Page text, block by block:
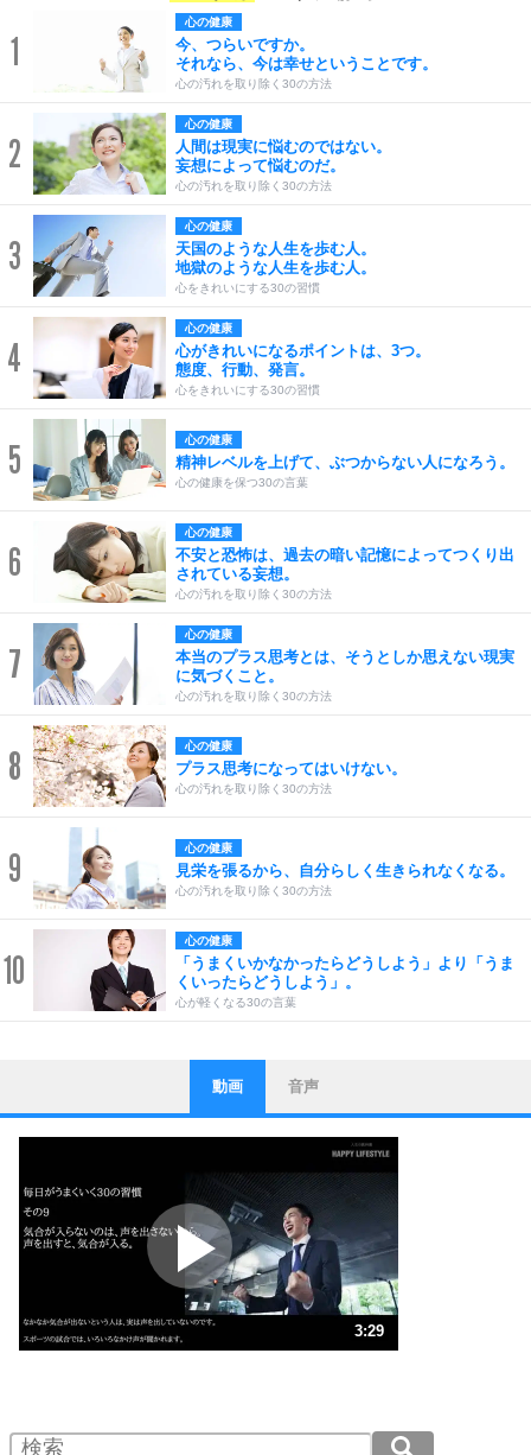
1
心の健康
今、つらいですか。
それなら、今は幸せということです。
心の汚れを取り除く30の方法
2
心の健康
人間は現実に悩むのではない。
妄想によって悩むのだ。
心の汚れを取り除く30の方法
3
心の健康
天国のような人生を歩む人。
地獄のような人生を歩む人。
心をきれいにする30の習慣
4
心の健康
心がきれいになるポイントは、3つ。
態度、行動、発言。
心をきれいにする30の習慣
5 心の健康
精神レベルを上げて、ぶつからない人になろう。
心の健康を保つ30の言葉
6
心の健康
不安と恐怖は、過去の暗い記憶によってつくり出
されている妄想。
心の汚れを取り除く30の方法
7
心の健康
本当のプラス思考とは、そうとしか思えない現実
に気づくこと。
心の汚れを取り除く30の方法
8 心の健康
プラス思考になってはいけない。
心の汚れを取り除く30の方法
9 心の健康
見栄を張るから、自分らしく生きられなくなる。
心の汚れを取り除く30の方法
10
心の健康
「うまくいかなかったらどうしよう」より「うま
くいったらどうしよう」。
心が軽くなる30の言葉
1
ストレス対策
他人と比べない。
いっそのこと、他人を見ない。
いらいらしない人になる30の方法
プラス思考
ポジティブになれない原因は、行動しないから。
ポジティブ思考になる30の方法
ストレス対策
人生、なんとかなるもの。
気楽に生きる30の方法
4 器の大きい人は、怒りを優しさで表現する。
動画 音声
3:29
2.0倍速 （409KB 1分44秒）